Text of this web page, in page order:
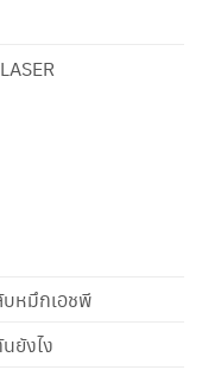
บหมึกเอชพี
ยังไง